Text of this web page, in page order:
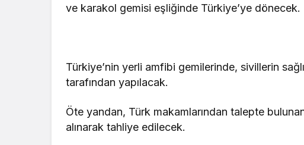
ve karakol gemisi eşliğinde Türkiye’ye dönecek.
Türkiye’nin yerli amfibi gemilerinde, sivillerin
tarafından yapılacak.
Öte yandan, Türk makamlarından talepte
alınarak tahliye edilecek.